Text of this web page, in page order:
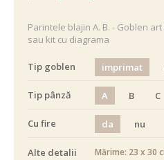
Parintele blajin A. B. - Goblen
sau kit cu diagrama
Tip goblen imprimat
Tip pânză A B C
Cu fire da nu
alb negru
Alte detalii Mărime: 23 x 30